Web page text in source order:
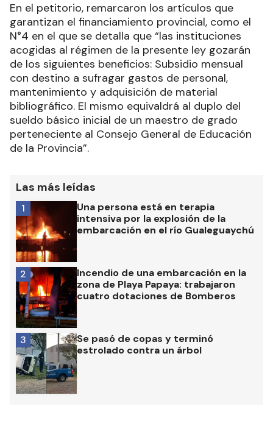
En el petitorio, remarcaron los artículos que
garantizan el financiamiento provincial, como el
N°4 en el que se detalla que “las instituciones
acogidas al régimen de la presente ley gozarán
de los siguientes beneficios: Subsidio mensual
con destino a sufragar gastos de personal,
mantenimiento y adquisición de material
bibliográfico. El mismo equivaldrá al duplo del
sueldo básico inicial de un maestro de grado
perteneciente al Consejo General de Educación
de la Provincia”.
Las más leídas
Una persona está en terapia
intensiva por la explosión de la
embarcación en el río Gualeguaychú
1
Incendio de una embarcación en la
zona de Playa Papaya: trabajaron
cuatro dotaciones de Bomberos
2
Se pasó de copas y terminó
estrolado contra un árbol
3